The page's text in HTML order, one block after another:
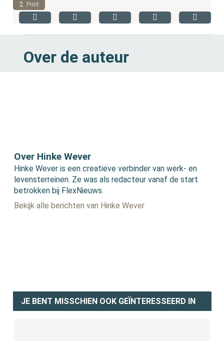
Print
Over de auteur
Over Hinke Wever
Hinke Wever is een creatieve verbinder van werk- en
levensterreinen. Ze was als redacteur vanaf de start
betrokken bij FlexNieuws.
Bekijk alle berichten van Hinke Wever
JE BENT MISSCHIEN OOK GEÏNTERESSEERD IN